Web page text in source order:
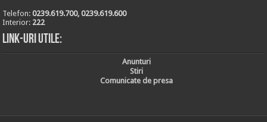
Telefon:0239.619.700, 0239.619.600
Interior: 222
Link-uri utile:
Anunturi
Stiri
Comunicate de presa